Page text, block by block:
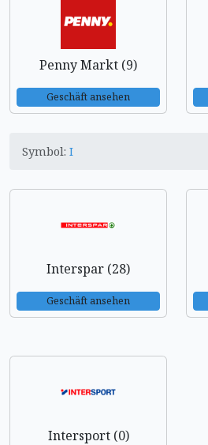
Penny Markt (9)
Geschäft ansehen
Symbol: I
Interspar (28)
Geschäft ansehen
Intersport (0)